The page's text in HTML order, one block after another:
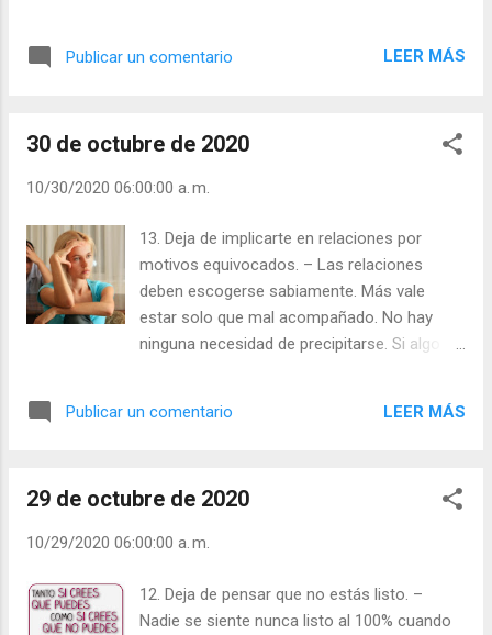
Escobar. | Lecturas del Día (+ Leer ). |
Leer ) |
Publicar un comentario LEER MÁS
30 de octubre de 2020
10/30/2020 06:00:00 a. m.
13. Deja de implicarte en relaciones por
motivos equivocados. – Las relaciones
deben escogerse sabiamente. Más vale
estar solo que mal acompañado. No hay
ninguna necesidad de precipitarse. Si algo
motivo adecuado. Enamórate cuando estés
Evangelio y Meditación (+ Leer ) | | Santo del
Leer ) |
Publicar un comentario LEER MÁS
29 de octubre de 2020
10/29/2020 06:00:00 a. m.
12. Deja de pensar que no estás listo. –
Nadie se siente nunca listo al 100% cuando